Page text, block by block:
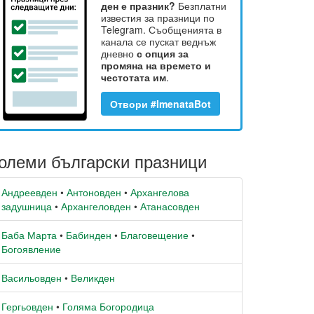
ден е празник? Безплатни
известия за празници по
Telegram. Съобщенията в
канала се пускат веднъж
дневно с опция за
промяна на времето и
честотата им.
Отвори #ImenataBot
български празници
Андреевден • Антоновден • Архангелова
задушница • Архангеловден • Атанасовден
Баба Марта • Бабинден • Благовещение •
Богоявление
Васильовден • Великден
Гергьовден • Голяма Богородица